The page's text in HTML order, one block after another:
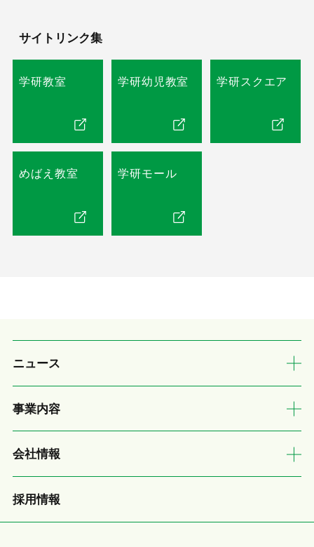
サイトリンク集
学研教室 学研幼児教室 学研スクエア
めばえ教室 学研モール
ニュース
事業内容
会社情報
採用情報